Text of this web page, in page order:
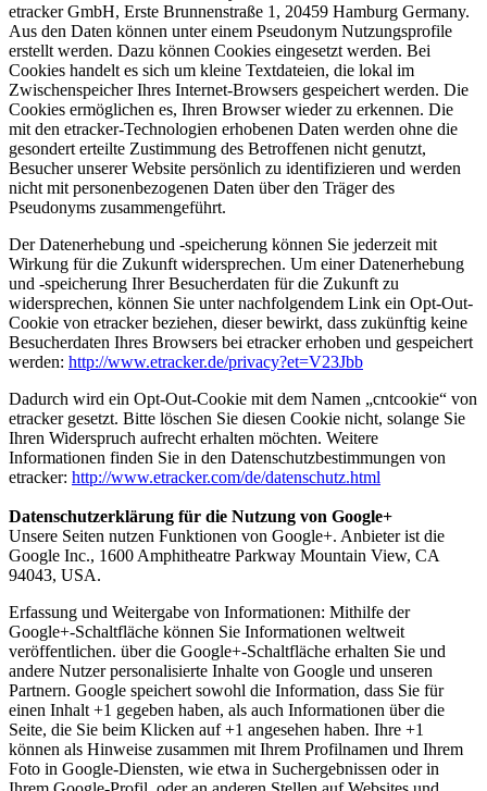
etracker GmbH, Erste Brunnenstraße 1, 20459 Hamburg Germany.
Aus den Daten können unter einem Pseudonym Nutzungsprofile
erstellt werden. Dazu können Cookies eingesetzt werden. Bei
Cookies handelt es sich um kleine Textdateien, die lokal im
Zwischenspeicher Ihres Internet-Browsers gespeichert werden. Die
Cookies ermöglichen es, Ihren Browser wieder zu erkennen. Die
mit den etracker-Technologien erhobenen Daten werden ohne die
gesondert erteilte Zustimmung des Betroffenen nicht genutzt,
Besucher unserer Website persönlich zu identifizieren und werden
nicht mit personenbezogenen Daten über den Träger des
Pseudonyms zusammengeführt.
Der Datenerhebung und -speicherung können Sie jederzeit mit
Wirkung für die Zukunft widersprechen. Um einer Datenerhebung
und -speicherung Ihrer Besucherdaten für die Zukunft zu
widersprechen, können Sie unter nachfolgendem Link ein Opt-Out-
Cookie von etracker beziehen, dieser bewirkt, dass zukünftig keine
Besucherdaten Ihres Browsers bei etracker erhoben und gespeichert
werden: http://www.etracker.de/privacy?et=V23Jbb
Dadurch wird ein Opt-Out-Cookie mit dem Namen „cntcookie“ von
etracker gesetzt. Bitte löschen Sie diesen Cookie nicht, solange Sie
Ihren Widerspruch aufrecht erhalten möchten. Weitere
Informationen finden Sie in den Datenschutzbestimmungen von
etracker: http://www.etracker.com/de/datenschutz.html
Datenschutzerklärung für die Nutzung von Google+
Unsere Seiten nutzen Funktionen von Google+. Anbieter ist die
Google Inc., 1600 Amphitheatre Parkway Mountain View, CA
94043, USA.
Erfassung und Weitergabe von Informationen: Mithilfe der
Google+-Schaltfläche können Sie Informationen weltweit
veröffentlichen. über die Google+-Schaltfläche erhalten Sie und
andere Nutzer personalisierte Inhalte von Google und unseren
Partnern. Google speichert sowohl die Information, dass Sie für
einen Inhalt +1 gegeben haben, als auch Informationen über die
Seite, die Sie beim Klicken auf +1 angesehen haben. Ihre +1
können als Hinweise zusammen mit Ihrem Profilnamen und Ihrem
Foto in Google-Diensten, wie etwa in Suchergebnissen oder in